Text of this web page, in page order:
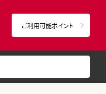
ご利用可能ポイント